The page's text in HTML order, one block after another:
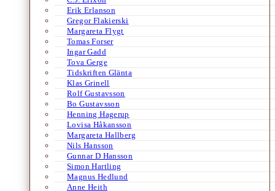
Erik Erlanson
Gregor Flakierski
Margareta Flygt
Tomas Forser
Ingar Gadd
Tova Gerge
Tidskriften Glänta
Klas Grinell
Rolf Gustavsson
Bo Gustavsson
Henning Hagerup
Lovisa Håkansson
Margareta Hallberg
Nils Hansson
Gunnar D Hansson
Simon Hartling
Magnus Hedlund
Anne Heith